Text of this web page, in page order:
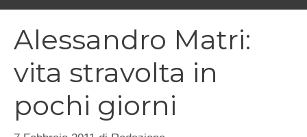
Alessandro Matri:
vita stravolta in
pochi giorni